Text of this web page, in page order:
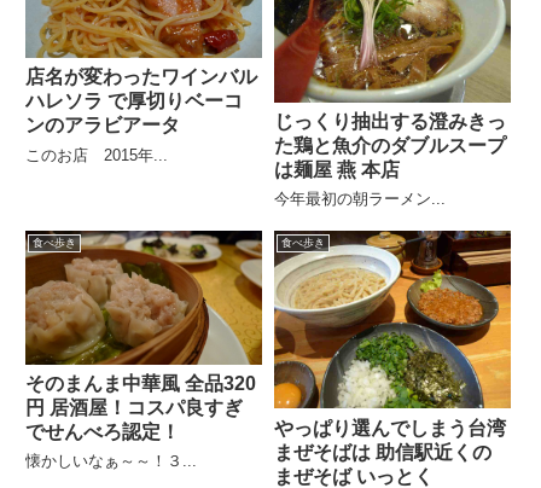
店名が変わったワインバル
ハレソラ で厚切りベーコ
ンのアラビアータ
このお店 2015年...
じっくり抽出する澄みきっ
た鶏と魚介のダブルスープ
は麺屋 燕 本店
今年最初の朝ラーメン...
食べ歩き
そのまんま中華風 全品320
円 居酒屋！コスパ良すぎ
でせんべろ認定！
懐かしいなぁ～～！３...
食べ歩き
やっぱり選んでしまう台湾
まぜそばは 助信駅近くの
まぜそば いっとく